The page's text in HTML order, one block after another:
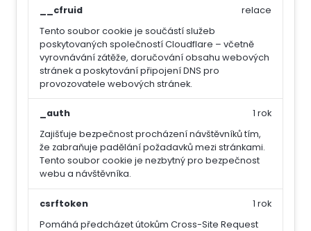
__cfruid
Tento soubor cookie je součástí služeb
poskytovaných společností Cloudflare – včetně
vyrovnávání zátěže, doručování obsahu webových
stránek a poskytování připojení DNS pro
provozovatele webových stránek.
relace
_auth
Zajišťuje bezpečnost procházení návštěvníků tím,
že zabraňuje padělání požadavků mezi stránkami.
Tento soubor cookie je nezbytný pro bezpečnost
webu a návštěvníka.
1 rok
csrftoken
Pomáhá předcházet útokům Cross-Site Request
1 rok